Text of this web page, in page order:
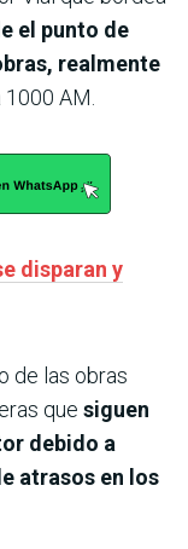
el punto de
realmente
1000 AM.
disparan y
de las obras
que siguen
debido a
atrasos en los